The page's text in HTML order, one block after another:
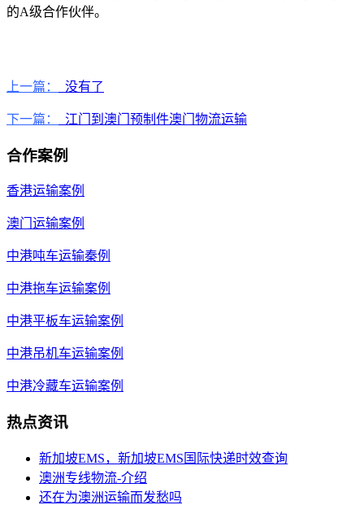
的A级合作伙伴。
上一篇： 没有了
下一篇： 江门到澳门预制件澳门物流运输
合作案例
香港运输案例
澳门运输案例
中港吨车运输秦例
中港拖车运输案例
中港平板车运输案例
中港吊机车运输案例
中港冷藏车运输案例
热点资讯
新加坡EMS，新加坡EMS国际快递时效查询
澳洲专线物流-介绍
还在为澳洲运输而发愁吗